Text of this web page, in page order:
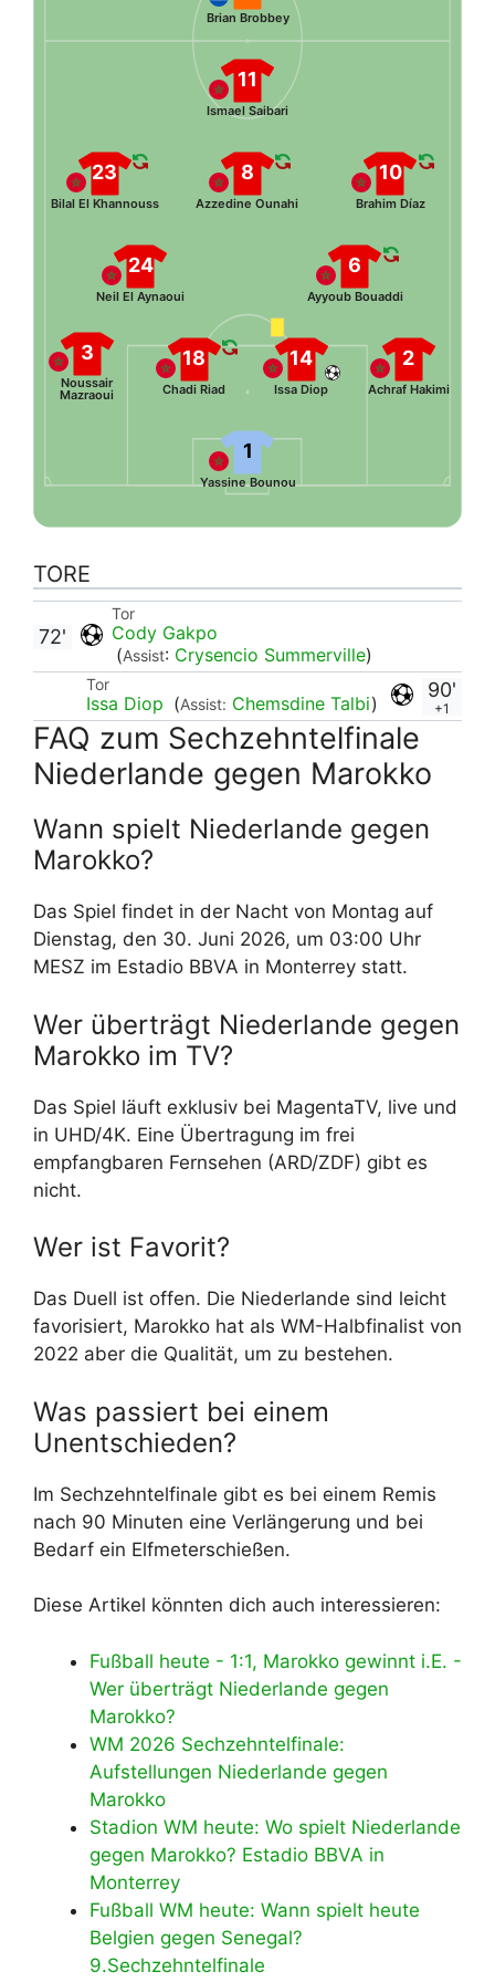
Brian Brobbey
1
Yassine Bounou
3
Noussair
Mazraoui
18
Chadi Riad
14
Issa Diop
2
Achraf Hakimi
24
Neil El Aynaoui
6
Ayyoub Bouaddi
23
Bilal El Khannouss
8
Azzedine Ounahi
10
Brahim Díaz
11
Ismael Saibari
TORE
Tor
Cody Gakpo
(Assist: Crysencio Summerville)
72'
90'
+1
Tor
Issa Diop (Assist: Chemsdine Talbi)
FAQ zum Sechzehntelfinale
Niederlande gegen Marokko
Wann spielt Niederlande gegen
Marokko?
Das Spiel findet in der Nacht von Montag auf
Dienstag, den 30. Juni 2026, um 03:00 Uhr
MESZ im Estadio BBVA in Monterrey statt.
Wer überträgt Niederlande gegen
Marokko im TV?
Das Spiel läuft exklusiv bei MagentaTV, live und
in UHD/4K. Eine Übertragung im frei
empfangbaren Fernsehen (ARD/ZDF) gibt es
nicht.
Wer ist Favorit?
Das Duell ist offen. Die Niederlande sind leicht
favorisiert, Marokko hat als WM-Halbfinalist von
2022 aber die Qualität, um zu bestehen.
Was passiert bei einem
Unentschieden?
Im Sechzehntelfinale gibt es bei einem Remis
nach 90 Minuten eine Verlängerung und bei
Bedarf ein Elfmeterschießen.
Diese Artikel könnten dich auch interessieren:
Fußball heute - 1:1, Marokko gewinnt i.E. -
Wer überträgt Niederlande gegen
Marokko?
WM 2026 Sechzehntelfinale:
Aufstellungen Niederlande gegen
Marokko
Stadion WM heute: Wo spielt Niederlande
gegen Marokko? Estadio BBVA in
Monterrey
Fußball WM heute: Wann spielt heute
Belgien gegen Senegal?
9.Sechzehntelfinale